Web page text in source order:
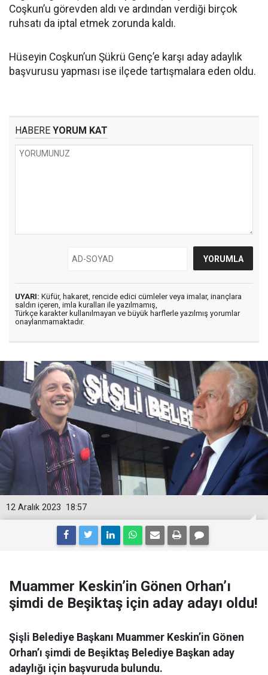
Coşkun’u görevden aldı ve ardından verdiği birçok
ruhsatı da iptal etmek zorunda kaldı.
Hüseyin Coşkun’un Şükrü Genç’e karşı aday adaylık
başvurusu yapması ise ilçede tartışmalara eden oldu.
HABERE YORUM KAT
UYARI: Küfür, hakaret, rencide edici cümleler veya imalar, inançlara
saldırı içeren, imla kuralları ile yazılmamış,
Türkçe karakter kullanılmayan ve büyük harflerle yazılmış yorumlar
onaylanmamaktadır.
18:57
12 Aralık 2023
Muammer Keskin’in Gönen Orhan’ı
şimdi de Beşiktaş için aday adayı oldu!
Şişli Belediye Başkanı Muammer Keskin’in Gönen
Orhan’ı şimdi de Beşiktaş Belediye Başkan aday
adaylığı için başvuruda bulundu.